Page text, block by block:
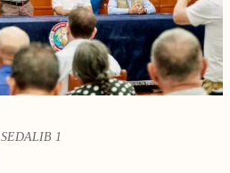
SEDALIB 1